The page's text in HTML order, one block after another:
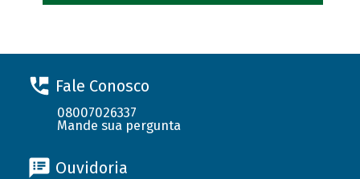
Fale Conosco
08007026337
Mande sua pergunta
Ouvidoria